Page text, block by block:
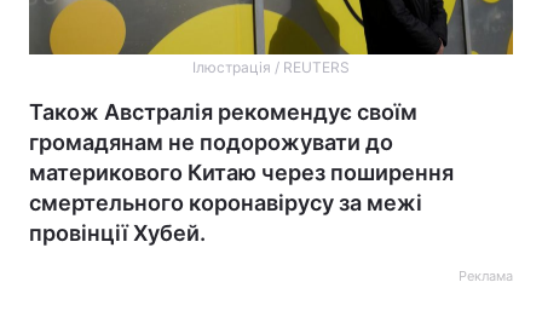
Ілюстрація / REUTERS
Також Австралія рекомендує своїм
громадянам не подорожувати до
материкового Китаю через поширення
смертельного коронавірусу за межі
провінції Хубей.
Реклама